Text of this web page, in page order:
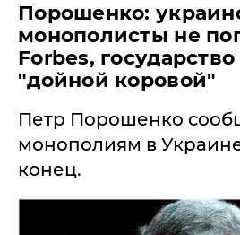
Порошенко:
монополисты не
Forbes,
"дойной коровой"
Петр Порошенко
монополиям в
конец.